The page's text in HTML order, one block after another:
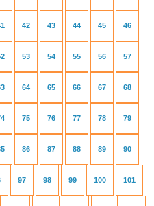
42 43 44 45 46
53 54 55 56 57
64 65 66 67 68
75 76 77 78 79
86 87 88 89 90
97 98 99 100 101